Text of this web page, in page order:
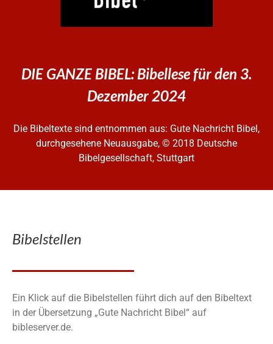
DIE GANZE BIBEL: Bibellese für den 3.
Dezember 2024
Die Bibeltexte sind entnommen aus: Gute Nachricht Bibel,
durchgesehene Neuausgabe, © 2018 Deutsche
Bibelgesellschaft, Stuttgart
Bibelstellen
Ein Klick auf die Bibelstellen führt dich auf den Bibeltext
in der Übersetzung „Gute Nachricht Bibel“ auf
bibleserver.de.